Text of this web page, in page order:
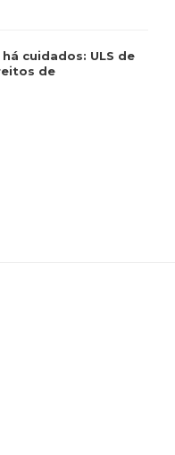
cuidados: ULS de
de